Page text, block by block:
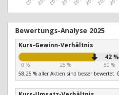
Bewertungs-Analyse 2025
Kurs-Gewinn-Verhältnis
42 %
0 % 25 % 50 %
58,25 % aller Aktien sind besser bewertet.